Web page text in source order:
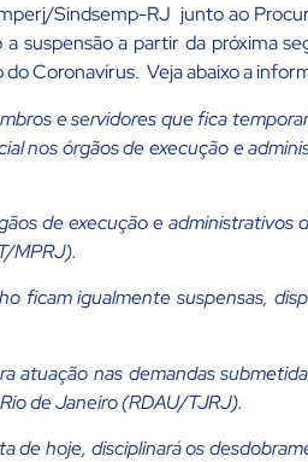
Sindsemp-RJ junto ao
suspensão a partir da próxima
Coronavírus. Veja abaixo a
e servidores que fica
nos órgãos de execução e
de execução e
MPRJ).
ficam igualmente suspensas,
atuação nas demandas
de Janeiro (RDAU/TJRJ).
de hoje, disciplinará os